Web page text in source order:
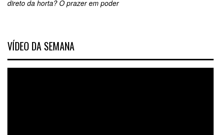
direto da horta? O prazer em poder
VÍDEO DA SEMANA